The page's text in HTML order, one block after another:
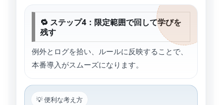
🔁 ステップ4：限定範囲で回して学びを
残す
例外とログを拾い、ルールに反映することで、
本番導入がスムーズになります。
💡 便利な考え方